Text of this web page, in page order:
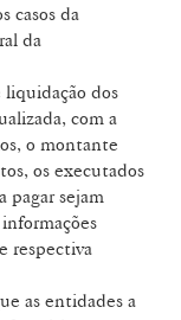
casos da
da
liquidação dos
com a
o montante
os executados
pagar sejam
respectiva
as entidades a